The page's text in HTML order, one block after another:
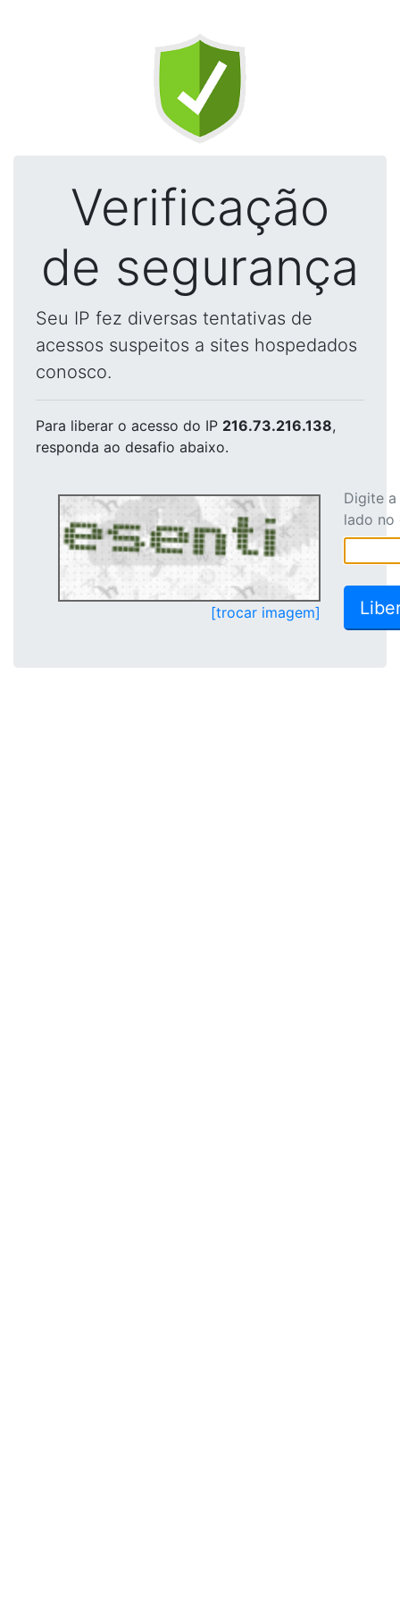
Verificação
de segurança
Seu IP fez diversas tentativas de
acessos suspeitos a sites hospedados
conosco.
Para liberar o acesso do IP 216.73.216.138,
responda ao desafio abaixo.
[trocar imagem]
Digite
lado no